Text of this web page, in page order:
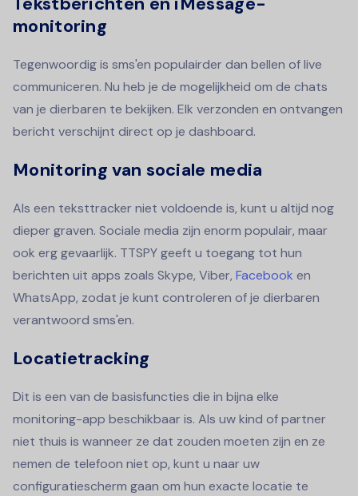
monitoring
Tegenwoordig is sms'en populairder dan bellen of live
communiceren. Nu heb je de mogelijkheid om de chats
van je dierbaren te bekijken. Elk verzonden en ontvangen
bericht verschijnt direct op je dashboard.
Monitoring van sociale media
Als een teksttracker niet voldoende is, kunt u altijd nog
dieper graven. Sociale media zijn enorm populair, maar
ook erg gevaarlijk. TTSPY geeft u toegang tot hun
berichten uit apps zoals Skype, Viber, Facebook en
WhatsApp, zodat je kunt controleren of je dierbaren
verantwoord sms'en.
Locatietracking
Dit is een van de basisfuncties die in bijna elke
monitoring-app beschikbaar is. Als uw kind of partner
niet thuis is wanneer ze dat zouden moeten zijn en ze
nemen de telefoon niet op, kunt u naar uw
configuratiescherm gaan om hun exacte locatie te